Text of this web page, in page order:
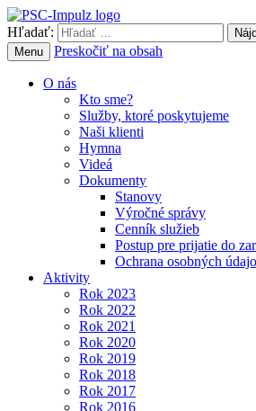
Hľadať:
Menu Preskočiť na obsah
O nás
Kto sme?
Služby, ktoré poskytujeme
Naši klienti
Hymna
Videá
Dokumenty
Stanovy
Výročné správy
Cenník služieb
Postup pre prijatie do
Ochrana osobných
Aktivity
Rok 2023
Rok 2022
Rok 2021
Rok 2020
Rok 2019
Rok 2018
Rok 2017
Rok 2016